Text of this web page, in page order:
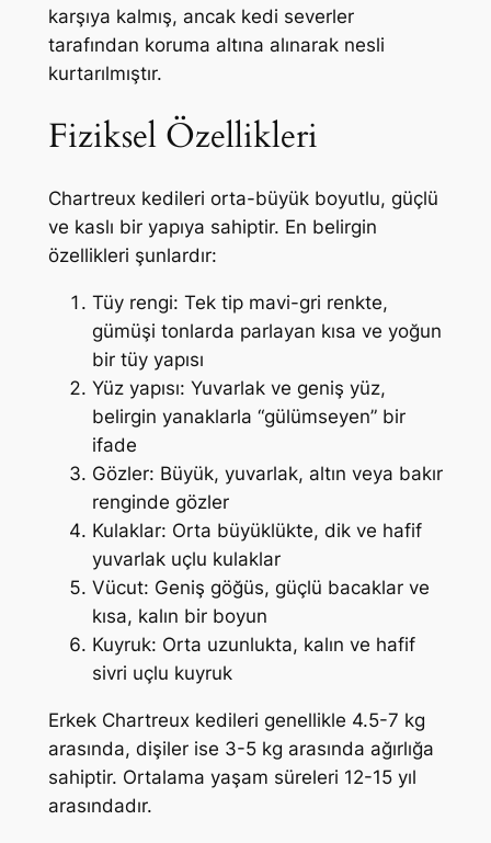
karşıya kalmış, ancak kedi severler
tarafından koruma altına alınarak nesli
kurtarılmıştır.
Fiziksel Özellikleri
Chartreux kedileri orta-büyük boyutlu, güçlü
ve kaslı bir yapıya sahiptir. En belirgin
özellikleri şunlardır:
Tüy rengi: Tek tip mavi-gri renkte,
gümüşi tonlarda parlayan kısa ve yoğun
bir tüy yapısı
Yüz yapısı: Yuvarlak ve geniş yüz,
belirgin yanaklarla “gülümseyen” bir
ifade
Gözler: Büyük, yuvarlak, altın veya bakır
renginde gözler
Kulaklar: Orta büyüklükte, dik ve hafif
yuvarlak uçlu kulaklar
Vücut: Geniş göğüs, güçlü bacaklar ve
kısa, kalın bir boyun
Kuyruk: Orta uzunlukta, kalın ve hafif
sivri uçlu kuyruk
Erkek Chartreux kedileri genellikle 4.5-7 kg
arasında, dişiler ise 3-5 kg arasında ağırlığa
sahiptir. Ortalama yaşam süreleri 12-15 yıl
arasındadır.